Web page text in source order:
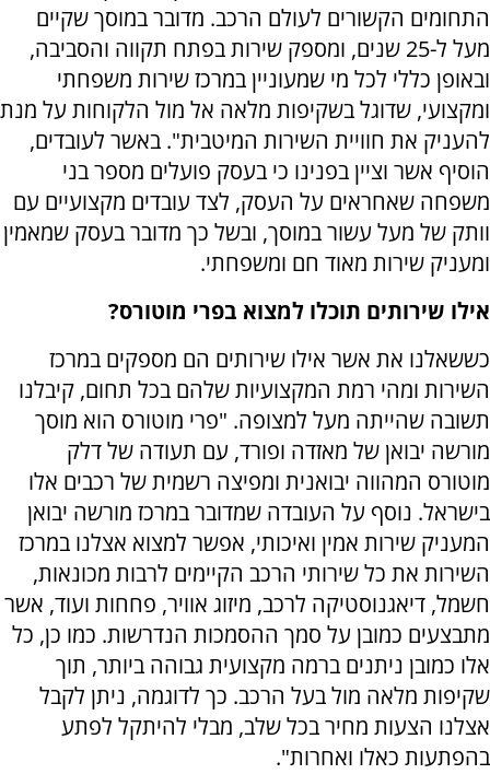
התחומים הקשורים לעולם הרכב. מדובר במוסך שקיים
מעל ל-25 שנים, ומספק שירות בפתח תקווה והסביבה,
ובאופן כללי לכל מי שמעוניין במרכז שירות משפחתי
ומקצועי, שדוגל בשקיפות מלאה אל מול הלקוחות על מנת
להעניק את חוויית השירות המיטבית". באשר לעובדים,
הוסיף אשר וציין בפנינו כי בעסק פועלים מספר בני
משפחה שאחראים על העסק, לצד עובדים מקצועיים עם
וותק של מעל עשור במוסך, ובשל כך מדובר בעסק שמאמין
ומעניק שירות מאוד חם ומשפחתי.
אילו שירותים תוכלו למצוא בפרי מוטורס?
כששאלנו את אשר אילו שירותים הם מספקים במרכז
השירות ומהי רמת המקצועיות שלהם בכל תחום, קיבלנו
תשובה שהייתה מעל למצופה. "פרי מוטורס הוא מוסך
מורשה יבואן של מאזדה ופורד, עם תעודה של דלק
מוטורס המהווה יבואנית ומפיצה רשמית של רכבים אלו
בישראל. נוסף על העובדה שמדובר במרכז מורשה יבואן
המעניק שירות אמין ואיכותי, אפשר למצוא אצלנו במרכז
השירות את כל שירותי הרכב הקיימים לרבות מכונאות,
חשמל, דיאגנוסטיקה לרכב, מיזוג אוויר, פחחות ועוד, אשר
מתבצעים כמובן על סמך ההסמכות הנדרשות. כמו כן, כל
אלו כמובן ניתנים ברמה מקצועית גבוהה ביותר, תוך
שקיפות מלאה מול בעל הרכב. כך לדוגמה, ניתן לקבל
אצלנו הצעות מחיר בכל שלב, מבלי להיתקל לפתע
בהפתעות כאלו ואחרות".